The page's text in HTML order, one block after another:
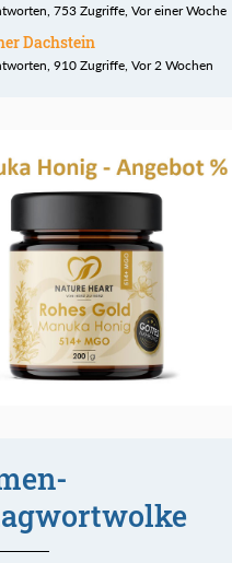
753 Zugriffe, Vor einer Woche
Dachstein
910 Zugriffe, Vor 2 Wochen